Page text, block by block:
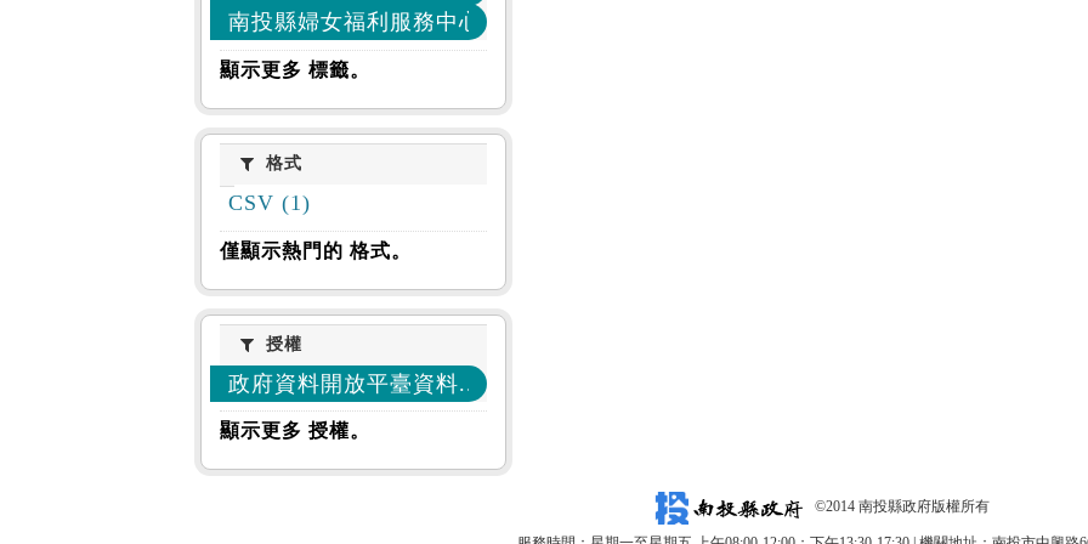
南投縣婦女福利服務中心 (1)
顯示更多 標籤。
格式格式
CSV (1)
僅顯示熱門的 格式。
授權授權
政府資料開放平臺資料... (1)
顯示更多 授權。
©2014 南投縣政府版權所有